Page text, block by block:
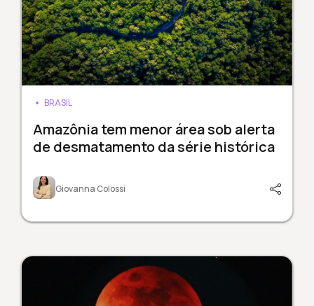
BRASIL
Amazônia tem menor área sob alerta
de desmatamento da série histórica
Giovanna Colossi